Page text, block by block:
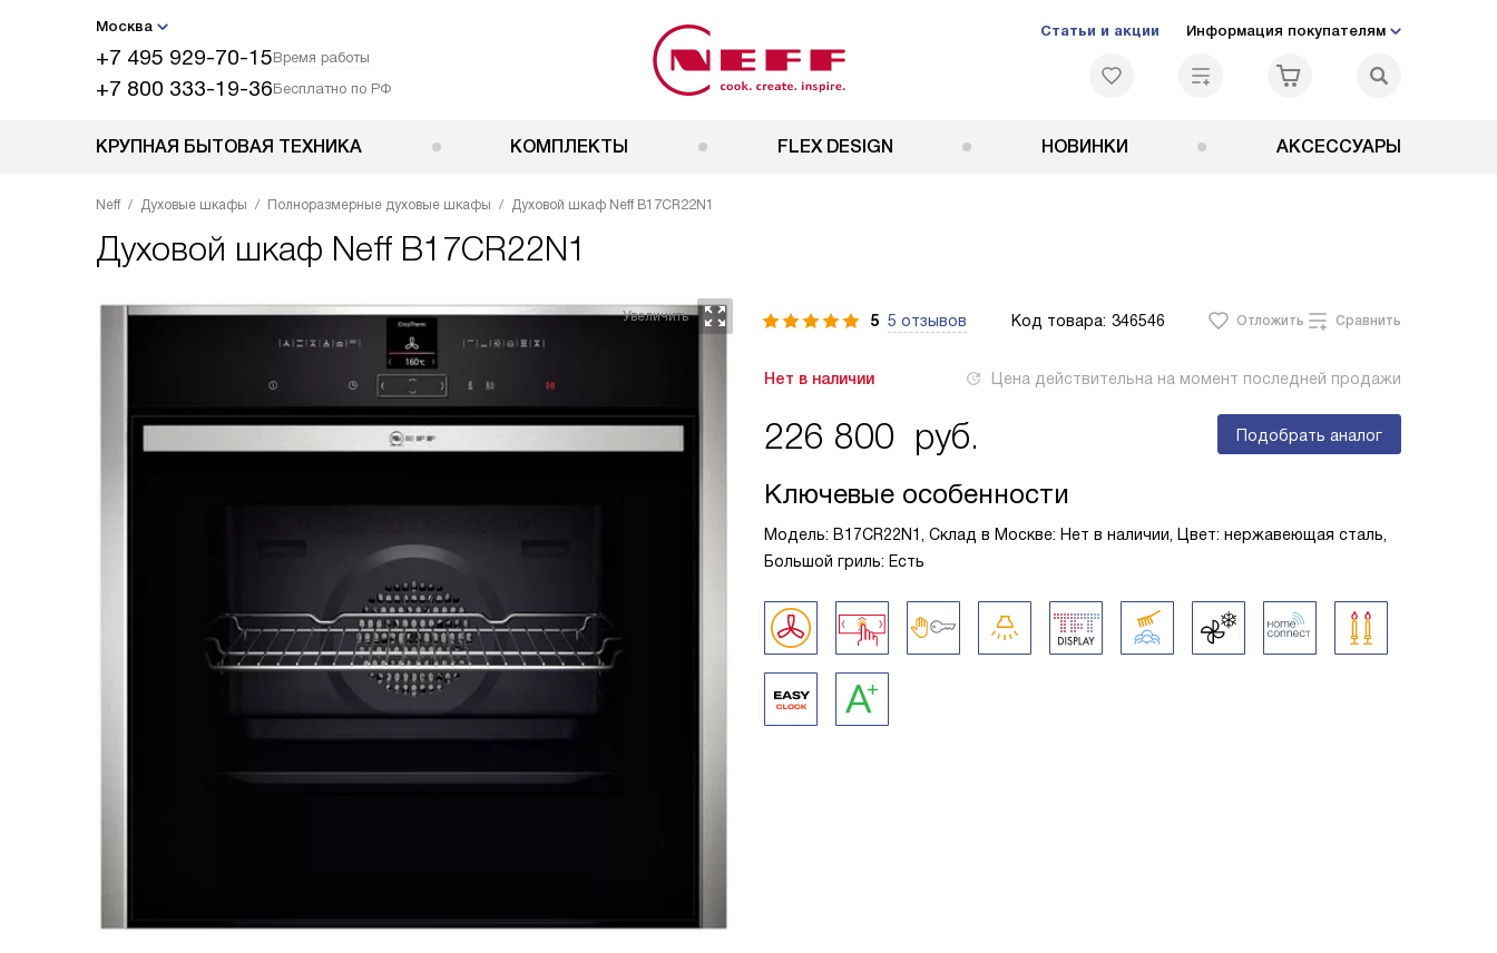
Москва
+7 495 929-70-15Время работы
+7 800 333-19-36Бесплатно по РФ
Статьи и акции Информация покупателям
КРУПНАЯ БЫТОВАЯ ТЕХНИКА КОМПЛЕКТЫ FLEX DESIGN НОВИНКИ АКСЕССУАРЫ
Neff Духовые шкафы Полноразмерные духовые шкафы Духовой шкаф Neff B17CR22N1
Духовой шкаф Neff B17CR22N1
5 5 отзывов Код товара: 346546 Отложить Сравнить
Нет в наличии Цена действительна на момент последней продажи
226 800 руб. Подобрать аналог
Ключевые особенности
Модель: B17CR22N1, Склад в Москве: Нет в наличии, Цвет: нержавеющая сталь,
Большой гриль: Есть